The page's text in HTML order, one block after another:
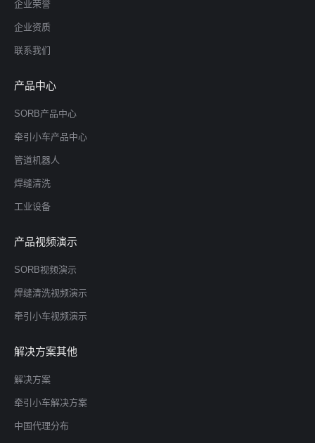
企业荣誉
企业资质
联系我们
产品中心
SORB产品中心
牵引小车产品中心
管道机器人
焊缝清洗
工业设备
产品视频演示
SORB视频演示
焊缝清洗视频演示
牵引小车视频演示
解决方案其他
解决方案
牵引小车解决方案
中国代理分布